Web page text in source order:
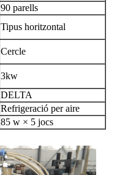
90 parells
Tipus horitzontal
Cercle
3kw
DELTA
Refrigeració per aire
85 w × 5 jocs